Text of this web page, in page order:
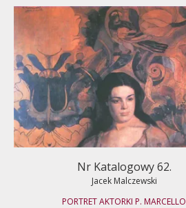
Nr Katalogowy 62.
Jacek Malczewski
PORTRET AKTORKI P. MARCELLO